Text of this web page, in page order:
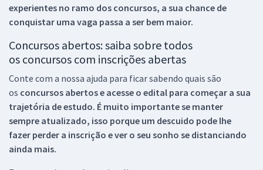
experientes no ramo dos concursos, a sua chance de
conquistar uma vaga passa a ser bem maior.
Concursos abertos: saiba sobre todos
os concursos com inscrições abertas
Conte com a nossa ajuda para ficar sabendo quais são
os concursos abertos e acesse o edital para começar a sua
trajetória de estudo. É muito importante se manter
sempre atualizado, isso porque um descuido pode lhe
fazer perder a inscrição e ver o seu sonho se distanciando
ainda mais.